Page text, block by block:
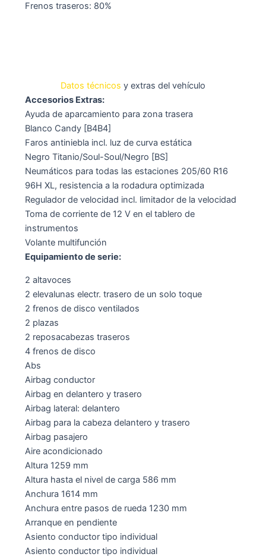
Frenos traseros: 80%
Datos técnicos y extras del vehículo
Accesorios Extras:
Ayuda de aparcamiento para zona trasera
Blanco Candy [B4B4]
Faros antiniebla incl. luz de curva estática
Negro Titanio/Soul-Soul/Negro [BS]
Neumáticos para todas las estaciones 205/60 R16
96H XL, resistencia a la rodadura optimizada
Regulador de velocidad incl. limitador de la velocidad
Toma de corriente de 12 V en el tablero de
instrumentos
Volante multifunción
Equipamiento de serie:
2 altavoces
2 elevalunas electr. trasero de un solo toque
2 frenos de disco ventilados
2 plazas
2 reposacabezas traseros
4 frenos de disco
Abs
Airbag conductor
Airbag en delantero y trasero
Airbag lateral: delantero
Airbag para la cabeza delantero y trasero
Airbag pasajero
Aire acondicionado
Altura 1259 mm
Altura hasta el nivel de carga 586 mm
Anchura 1614 mm
Anchura entre pasos de rueda 1230 mm
Arranque en pendiente
Asiento conductor tipo individual
Asiento conductor tipo individual